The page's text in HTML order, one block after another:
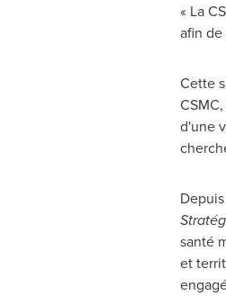
« La
afin
Cette
CSMC,
d'une
santé
et